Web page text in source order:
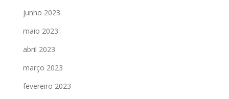
junho 2023
maio 2023
abril 2023
março 2023
fevereiro 2023